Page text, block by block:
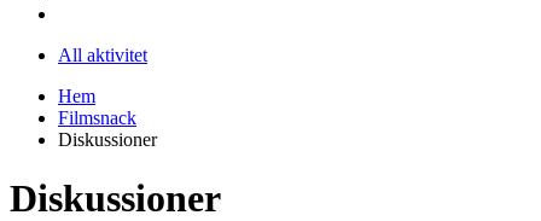
All aktivitet
Hem
Filmsnack
Diskussioner
Diskussioner